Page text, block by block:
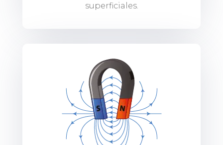
superficiales.